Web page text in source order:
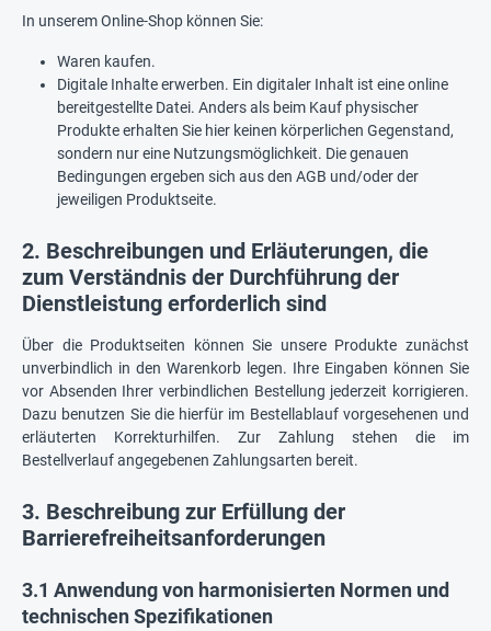
In unserem Online-Shop können Sie:
Waren kaufen.
Digitale Inhalte erwerben. Ein digitaler Inhalt ist eine online
bereitgestellte Datei. Anders als beim Kauf physischer
Produkte erhalten Sie hier keinen körperlichen Gegenstand,
sondern nur eine Nutzungsmöglichkeit. Die genauen
Bedingungen ergeben sich aus den AGB und/oder der
jeweiligen Produktseite.
2. Beschreibungen und Erläuterungen, die
zum Verständnis der Durchführung der
Dienstleistung erforderlich sind
Über die Produktseiten können Sie unsere Produkte zunächst
unverbindlich in den Warenkorb legen. Ihre Eingaben können Sie
vor Absenden Ihrer verbindlichen Bestellung jederzeit korrigieren.
Dazu benutzen Sie die hierfür im Bestellablauf vorgesehenen und
erläuterten Korrekturhilfen. Zur Zahlung stehen die im
Bestellverlauf angegebenen Zahlungsarten bereit.
3. Beschreibung zur Erfüllung der
Barrierefreiheitsanforderungen
3.1 Anwendung von harmonisierten Normen und
technischen Spezifikationen